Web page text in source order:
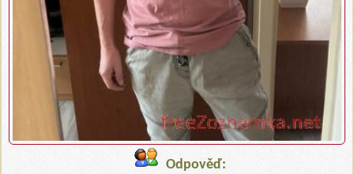
Odpověď: